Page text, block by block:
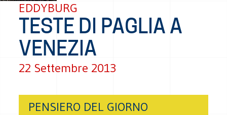
EDDYBURG
TESTE DI PAGLIA A
VENEZIA
22 Settembre 2013
PENSIERO DEL GIORNO